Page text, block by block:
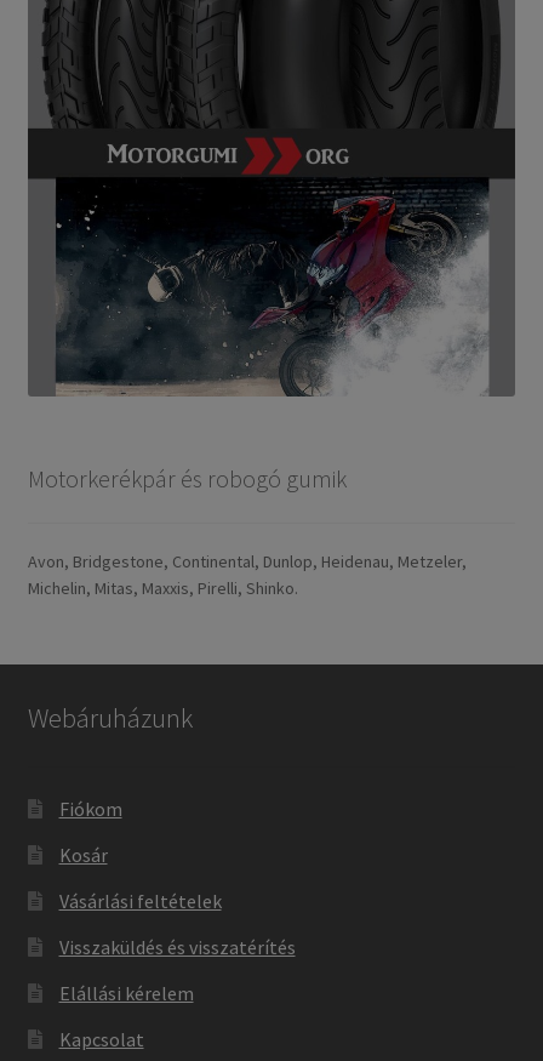
Motorkerékpár és robogó gumik
Avon, Bridgestone, Continental, Dunlop, Heidenau, Metzeler,
Michelin, Mitas, Maxxis, Pirelli, Shinko.
Webáruházunk
Fiókom
Kosár
Vásárlási feltételek
Visszaküldés és visszatérítés
Elállási kérelem
Kapcsolat